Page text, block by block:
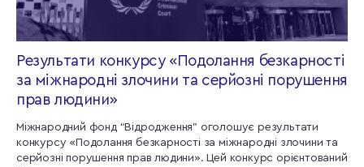
Результати конкурсу «Подолання безкарності
за міжнародні злочини та серйозні порушення
прав людини»
Міжнародний фонд “Відродження” оголошує результати
конкурсу «Подолання безкарності за міжнародні злочини та
серйозні порушення прав людини». Цей конкурс орієнтований